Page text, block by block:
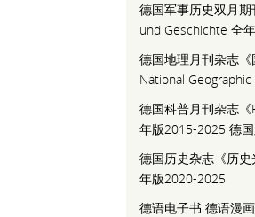
德国军事历史双月
und Geschichte 全
德国地理月刊杂志
National
德国科普月刊杂志《
年版2015-2025 德国
德国历史杂志《历
年版2020-2025
德语电子书 德语漫